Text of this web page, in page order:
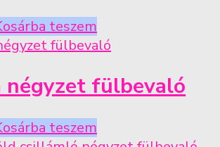
teszem
négyzet fülbevaló
teszem